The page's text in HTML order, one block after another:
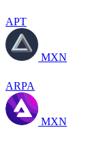
APT
MXN
ARPA
MXN